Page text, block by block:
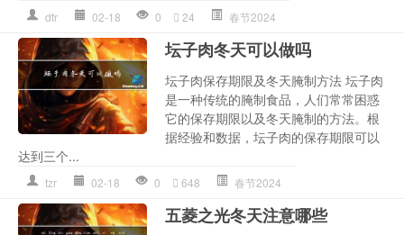
dtr 02-18 0 24 春节2024
坛子肉冬天可以做吗
坛子肉保存期限及冬天腌制方法 坛子肉
是一种传统的腌制食品，人们常常困惑
它的保存期限以及冬天腌制的方法。根
据经验和数据，坛子肉的保存期限可以
达到三个...
tzr 02-18 0 648 春节2024
五菱之光冬天注意哪些